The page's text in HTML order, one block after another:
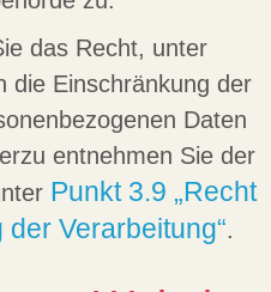
das Recht, unter
die Einschränkung der
Daten
entnehmen Sie der
Punkt 3.9 „Recht
Verarbeitung“.